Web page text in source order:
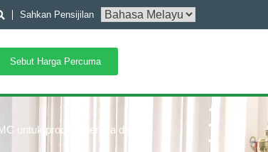
Sahkan Pensijilan
Sebut Harga Percuma
untuk produk mereka dan